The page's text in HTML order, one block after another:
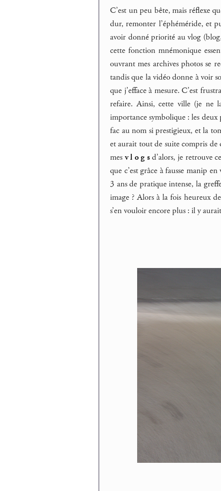
C’est un peu bête, mais réflexe
dur, remonter l’éphéméride, et
avoir donné priorité au vlog
cette fonction mnémonique
ouvrant mes archives photos se
tandis que la vidéo donne à voir
que j’efface à mesure. C’est
refaire. Ainsi, cette ville (je ne
importance symbolique : les deux
fac au nom si prestigieux, et la
et aurait tout de suite compris de
mes v l o g sd’alors, je retrouve
que c’est grâce à fausse manip
3 ans de pratique intense, la
image ? Alors à la fois heureux
s’en vouloir encore plus : il y